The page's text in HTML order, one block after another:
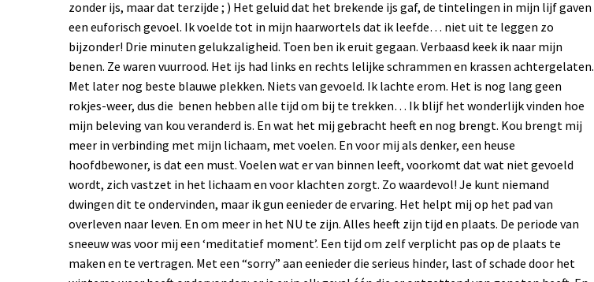
zonder ijs, maar dat terzijde ; ) Het geluid dat het brekende ijs gaf, de tintelingen in mijn lijf gaven
een euforisch gevoel. Ik voelde tot in mijn haarwortels dat ik leefde… niet uit te leggen zo
bijzonder! Drie minuten gelukzaligheid. Toen ben ik eruit gegaan. Verbaasd keek ik naar mijn
benen. Ze waren vuurrood. Het ijs had links en rechts lelijke schrammen en krassen achtergelaten.
Met later nog beste blauwe plekken. Niets van gevoeld. Ik lachte erom. Het is nog lang geen
rokjes-weer, dus die benen hebben alle tijd om bij te trekken… Ik blijf het wonderlijk vinden hoe
mijn beleving van kou veranderd is. En wat het mij gebracht heeft en nog brengt. Kou brengt mij
meer in verbinding met mijn lichaam, met voelen. En voor mij als denker, een heuse
hoofdbewoner, is dat een must. Voelen wat er van binnen leeft, voorkomt dat wat niet gevoeld
wordt, zich vastzet in het lichaam en voor klachten zorgt. Zo waardevol! Je kunt niemand
dwingen dit te ondervinden, maar ik gun eenieder de ervaring. Het helpt mij op het pad van
overleven naar leven. En om meer in het NU te zijn. Alles heeft zijn tijd en plaats. De periode van
sneeuw was voor mij een ‘meditatief moment’. Een tijd om zelf verplicht pas op de plaats te
maken en te vertragen. Met een “sorry” aan eenieder die serieus hinder, last of schade door het